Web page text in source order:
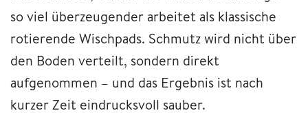
so viel überzeugender arbeitet als klassische
rotierende Wischpads. Schmutz wird nicht über
den Boden verteilt, sondern direkt
aufgenommen – und das Ergebnis ist nach
kurzer Zeit eindrucksvoll sauber.